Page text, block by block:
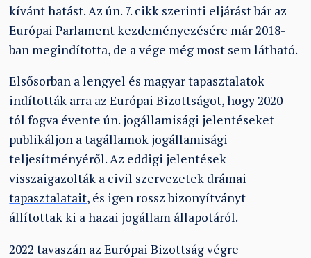
kívánt hatást. Az ún. 7. cikk szerinti eljárást bár az
Európai Parlament kezdeményezésére már 2018-
ban megindította, de a vége még most sem látható.
Elsősorban a lengyel és magyar tapasztalatok
indították arra az Európai Bizottságot, hogy 2020-
tól fogva évente ún. jogállamisági jelentéseket
publikáljon a tagállamok jogállamisági
teljesítményéről. Az eddigi jelentések
visszaigazolták a civil szervezetek drámai
tapasztalatait, és igen rossz bizonyítványt
állítottak ki a hazai jogállam állapotáról.
2022 tavaszán az Európai Bizottság végre